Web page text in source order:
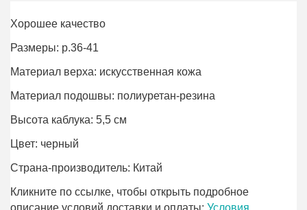
Хорошее качество
Размеры: р.36-41
Материал верха: искусственная кожа
Материал подошвы: полиуретан-резина
Высота каблука: 5,5 см
Цвет: черный
Страна-производитель: Китай
Кликните по ссылке, чтобы открыть подробное
описание условий доставки и оплаты:Условия